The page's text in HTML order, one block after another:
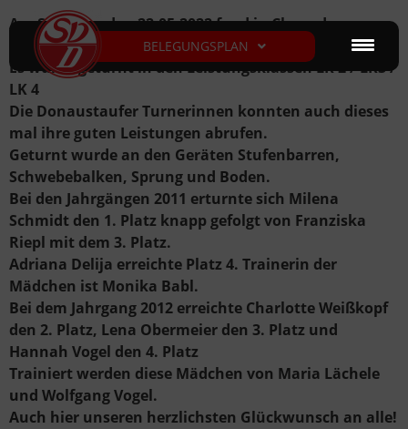
BELEGUNGSPLAN
Am Sonntag, den 22.05.2022 fand in Cham der
Bezirks-Cup „Sylvia-Högele-Pokal“ statt.
Es wurde geturnt in den Leistungsklassen LK 2 / LK3 /
LK 4
Die Donaustaufer Turnerinnen konnten auch dieses
mal ihre guten Leistungen abrufen.
Geturnt wurde an den Geräten Stufenbarren,
Schwebebalken, Sprung und Boden.
Bei den Jahrgängen 2011 erturnte sich Milena
Schmidt den 1. Platz knapp gefolgt von Franziska
Riepl mit dem 3. Platz.
Adriana Delija erreichte Platz 4. Trainerin der
Mädchen ist Monika Babl.
Bei dem Jahrgang 2012 erreichte Charlotte Weißkopf
den 2. Platz, Lena Obermeier den 3. Platz und
Hannah Vogel den 4. Platz
Trainiert werden diese Mädchen von Maria Lächele
und Wolfgang Vogel.
Auch hier unseren herzlichsten Glückwunsch an alle!